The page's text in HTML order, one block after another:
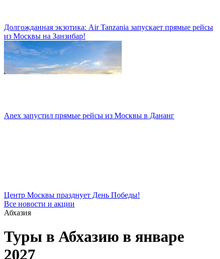
Долгожданная экзотика: Air Tanzania запускает прямые рейсы
из Москвы на Занзибар!
Anex запустил прямые рейсы из Москвы в Дананг
Центр Москвы празднует День Победы!
Все новости и акции
Абхазия
Туры в Абхазию в январе
2027